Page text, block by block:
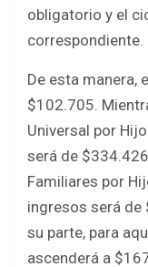
obligatorio y el
correspondiente.
De esta manera,
$102.705.
Universal por
será de
Familiares por
ingresos será de
su parte, para
ascenderá a